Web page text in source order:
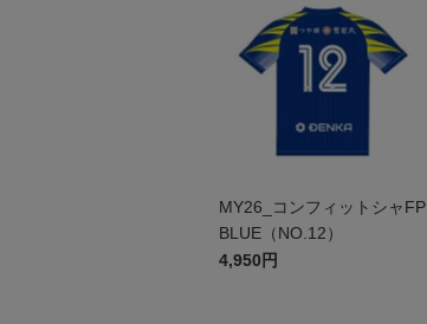
MY26_コンフィットシャFP
BLUE（NO.12）
4,950円